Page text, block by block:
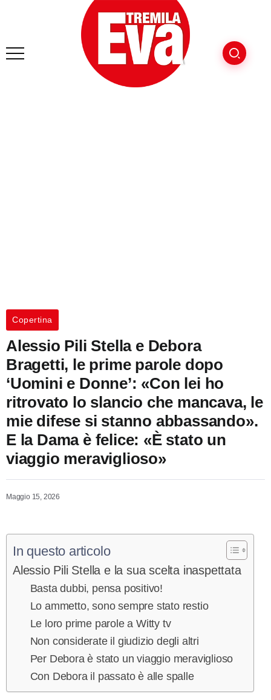
Copertina
Alessio Pili Stella e Debora
Bragetti, le prime parole dopo
‘Uomini e Donne’: «Con lei ho
ritrovato lo slancio che mancava, le
mie difese si stanno abbassando».
E la Dama è felice: «È stato un
viaggio meraviglioso»
Maggio 15, 2026
In questo articolo
Alessio Pili Stella e la sua scelta inaspettata
Basta dubbi, pensa positivo!
Lo ammetto, sono sempre stato restio
Le loro prime parole a Witty tv
Non considerate il giudizio degli altri
Per Debora è stato un viaggio meraviglioso
Con Debora il passato è alle spalle